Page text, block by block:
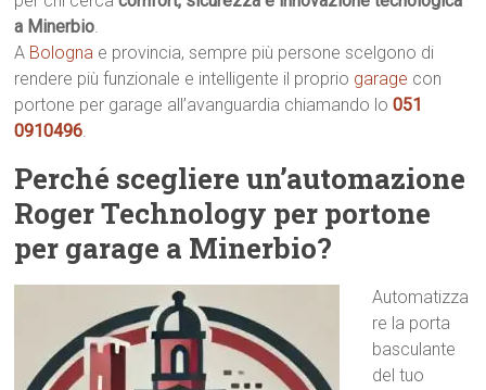
a Minerbio.
A Bologna e provincia, sempre più persone scelgono di
rendere più funzionale e intelligente il proprio garage con
portone per garage all’avanguardia chiamando lo051
0910496.
Perché scegliere un’automazione
Roger Technology per portone
per garage a Minerbio?
Automatizza
re la porta
basculante
del tuo